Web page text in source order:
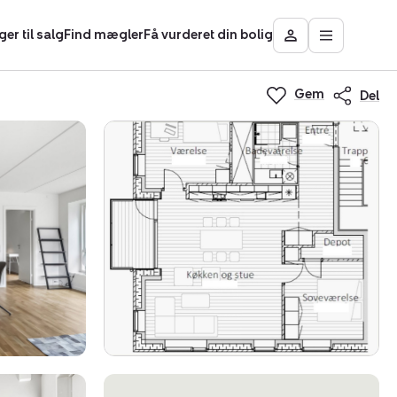
til salgFind mæglerFå vurderet din bolig
Besøg
Mit
Nybolig
Åbn
Gem Del